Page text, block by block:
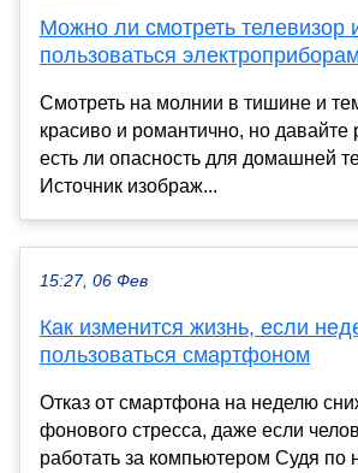
Можно ли смотреть телевизор
пользоваться
Смотреть на молнии в тишине и
красиво и романтично, но давайте
есть ли опасность для домашней
Источник изображ...
15:27, 06 Фев
Как изменится жизнь, если
пользоваться смартфоном
Отказ от смартфона на неделю
фонового стресса, даже если
работать за компьютером Судя по